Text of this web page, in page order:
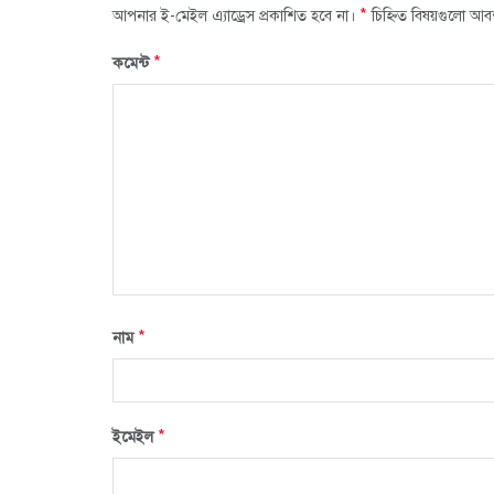
আপনার ই-মেইল এ্যাড্রেস প্রকাশিত হবে না। * চিহ্নিত বিষয়গুলো
কমেন্ট*
নাম*
ইমেইল*